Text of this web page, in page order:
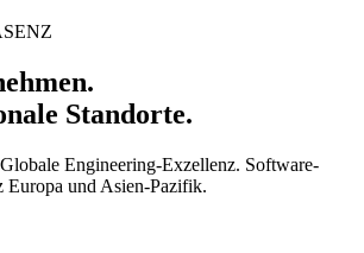
Standorte.
Engineering-Exzellenz. Software-
Europa und Asien-Pazifik.